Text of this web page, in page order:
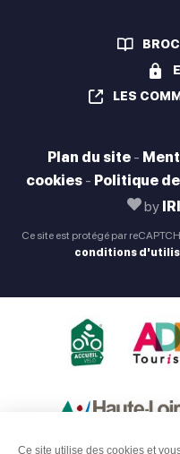
Ce site utilise des cookies et
LES
Plan du site -
cookies - Politique
by
Ce site est protégé par
conditions